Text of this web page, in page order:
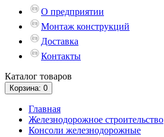
О предприятии
Монтаж конструкций
Доставка
Контакты
Каталог товаров
Корзина: 0
Главная
Железнодорожное строительство
Консоли железнодорожные